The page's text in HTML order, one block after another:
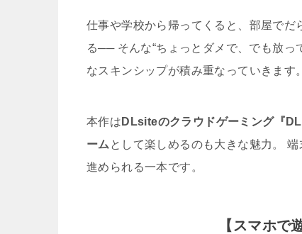
仕事や学校から帰ってくると、部屋でだ
る── そんな“ちょっとダメで、でも放
なスキンシップが積み重なっていきます。
本作は DLsiteのクラウドゲーミング『
ーム として楽しめるのも大きな魅力。
進められる一本です。
【スマホ